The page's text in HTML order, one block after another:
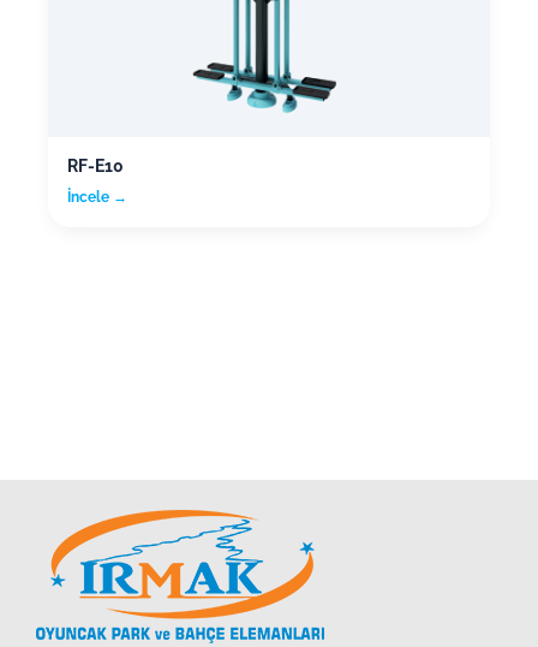
RF-E10
İncele →